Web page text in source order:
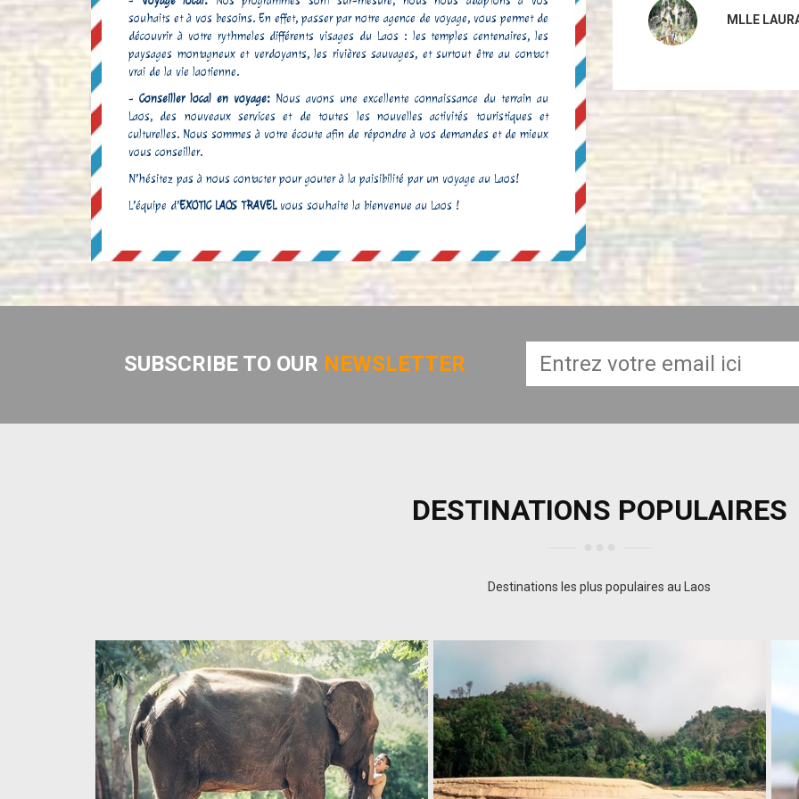
souhaits et à vos besoins. En effet, passer par notre agence de voyage, vous permet de
découvrir à votre rythmeles différents visages du Laos : les temples centenaires, les
paysages montagneux et verdoyants, les rivières sauvages, et surtout être au contact
vrai de la vie laotienne.
- Conseiller local en voyage: Nous avons une excellente connaissance du terrain au
Laos, des nouveaux services et de toutes les nouvelles activités touristiques et
culturelles. Nous sommes à votre écoute afin de répondre à vos demandes et de mieux
vous conseiller.
N’hésitez pas à nous contacter pour gouter à la paisibilité par un voyage au Laos!
L’équipe d’EXOTIC LAOS TRAVELvous souhaite la bienvenue au Laos !
MME. MAJORI MLLE
SUBSCRIBE TO OUR NEWSLETTER
DESTINATIONS POPULAIRES
Destinations les plus populaires au Laos